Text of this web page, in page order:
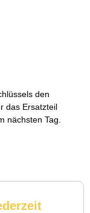
den
das Ersatzteil
nächsten Tag.